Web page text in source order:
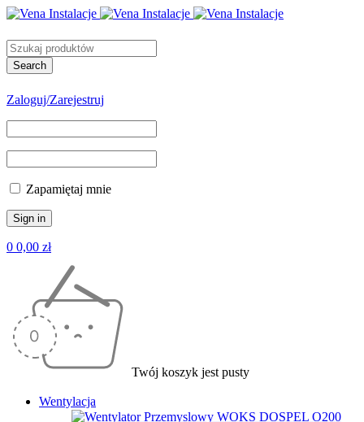
Zaloguj/Zarejestruj
Zapamiętaj mnie
0 0,00 zł
Twój koszyk jest pusty
Wentylacja